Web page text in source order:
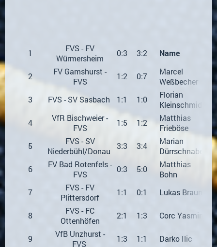
1
FVS - FV
Würmersheim
0:3 3:2 Name
2
FV Gamshurst -
FVS
1:2 0:7
Marcel
Weßbecher
3 FVS - SV Sasbach 1:1 1:0
Florian
Kleinschmidt
4
VfR Bischweier -
FVS
1:5 1:2
Matthias
Frieböse
5
FVS - SV
Niederbühl/Donau
3:3 3:4
Marian
Dürrschnabel
6
FV Bad Rotenfels -
FVS
0:3 5:0
Matthias
Bohn
7
FVS - FV
Plittersdorf
1:1 0:1 Lukas Braun
8
FVS - FC
Ottenhöfen
2:1 1:3 Corc Yasmin
9
VfB Unzhurst -
FVS
1:3 1:1 Darko Ilic